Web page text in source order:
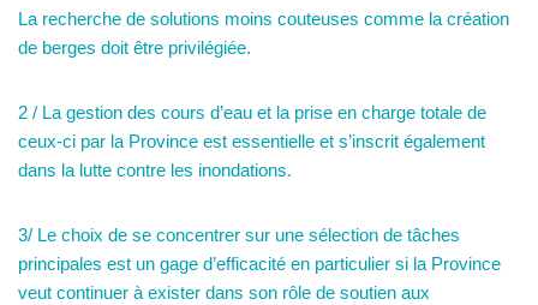
La recherche de solutions moins couteuses comme la création
de berges doit être privilégiée.
2 / La gestion des cours d’eau et la prise en charge totale de
ceux-ci par la Province est essentielle et s’inscrit également
dans la lutte contre les inondations.
3/ Le choix de se concentrer sur une sélection de tâches
principales est un gage d’efficacité en particulier si la Province
veut continuer à exister dans son rôle de soutien aux